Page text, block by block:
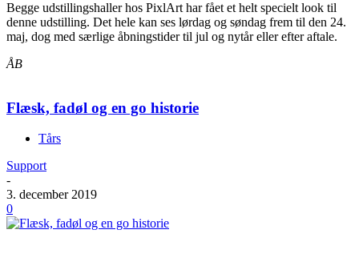
Begge udstillingshaller hos PixlArt har fået et helt specielt look til
denne udstilling. Det hele kan ses lørdag og søndag frem til den 24.
maj, dog med særlige åbningstider til jul og nytår eller efter aftale.
ÅB
Flæsk, fadøl og en go historie
Tårs
Support
-
3. december 2019
0